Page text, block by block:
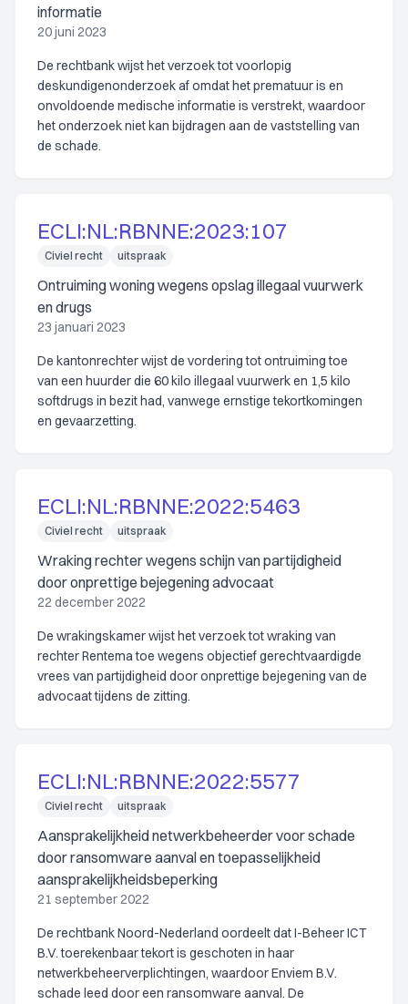
informatie
20 juni 2023
De rechtbank wijst het verzoek tot voorlopig
deskundigenonderzoek af omdat het prematuur is en
onvoldoende medische informatie is verstrekt, waardoor
het onderzoek niet kan bijdragen aan de vaststelling van
de schade.
ECLI:NL:RBNNE:2023:107
Civiel recht uitspraak
Ontruiming woning wegens opslag illegaal vuurwerk
en drugs
23 januari 2023
De kantonrechter wijst de vordering tot ontruiming toe
van een huurder die 60 kilo illegaal vuurwerk en 1,5 kilo
softdrugs in bezit had, vanwege ernstige tekortkomingen
en gevaarzetting.
ECLI:NL:RBNNE:2022:5463
Civiel recht uitspraak
Wraking rechter wegens schijn van partijdigheid
door onprettige bejegening advocaat
22 december 2022
De wrakingskamer wijst het verzoek tot wraking van
rechter Rentema toe wegens objectief gerechtvaardigde
vrees van partijdigheid door onprettige bejegening van de
advocaat tijdens de zitting.
ECLI:NL:RBNNE:2022:5577
Civiel recht uitspraak
Aansprakelijkheid netwerkbeheerder voor schade
door ransomware aanval en toepasselijkheid
aansprakelijkheidsbeperking
21 september 2022
De rechtbank Noord-Nederland oordeelt dat I-Beheer ICT
B.V. toerekenbaar tekort is geschoten in haar
netwerkbeheerverplichtingen, waardoor Enviem B.V.
schade leed door een ransomware aanval. De